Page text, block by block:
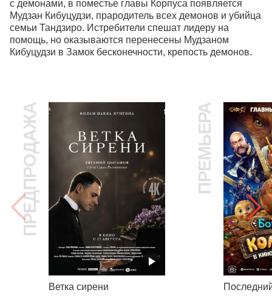
с демонами, в поместье главы Корпуса появляется
Мудзан Кибуцудзи, прародитель всех демонов и убийца
семьи Тандзиро. Истребители спешат лидеру на
помощь, но оказываются перенесены Мудзаном
Кибуцудзи в Замок бесконечности, крепость демонов.
ПРЕДПРОДАЖА
Ветка сирени
ПРЕМЬЕРА